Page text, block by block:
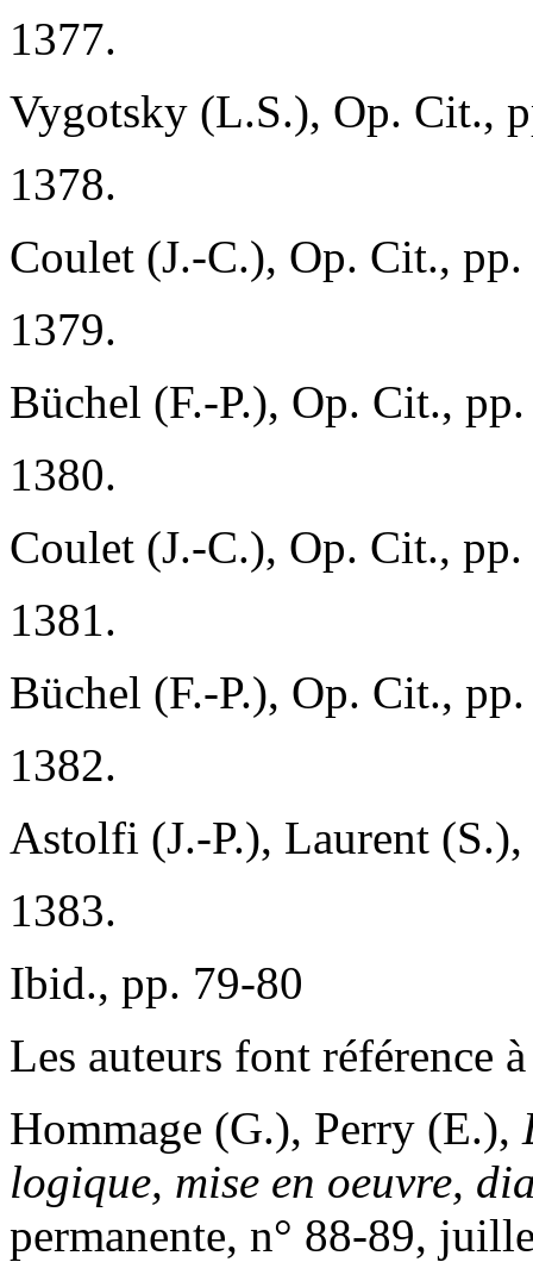
1377.
Vygotsky (L.S.), Op. Cit.,
1378.
Coulet (J.-C.), Op. Cit.,
1379.
Büchel (F.-P.), Op. Cit.,
1380.
Coulet (J.-C.), Op. Cit.,
1381.
Büchel (F.-P.), Op. Cit.,
1382.
Astolfi (J.-P.), Laurent
1383.
Ibid., pp. 79-80
Les auteurs font référence
Hommage (G.), Perry (E.),
logique, mise en oeuvre,
permanente, n° 88-89,